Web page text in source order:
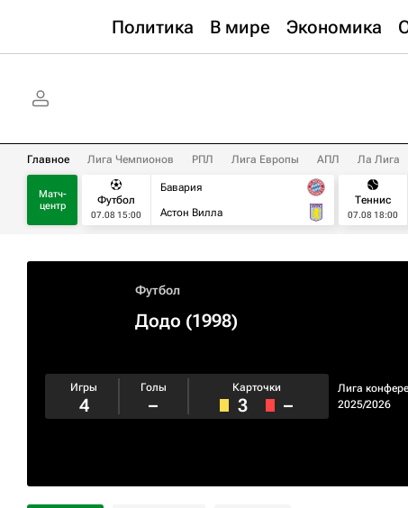
Политика В мире Экономика
Главное Лига Чемпионов РПЛ Лига Европы АПЛ Ла Лига
Матч-
центр
Футбол
07.08 15:00
Бавария
Астон Вилла
Теннис
07.08 18:00
Футбол
Додо (1998)
Лига
2025/2026
Игры
4
Голы
–
Карточки
3 –